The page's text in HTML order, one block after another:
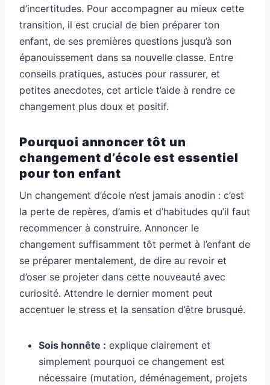
d’incertitudes. Pour accompagner au mieux cette
transition, il est crucial de bien préparer ton
enfant, de ses premières questions jusqu’à son
épanouissement dans sa nouvelle classe. Entre
conseils pratiques, astuces pour rassurer, et
petites anecdotes, cet article t’aide à rendre ce
changement plus doux et positif.
Pourquoi annoncer tôt un
changement d’école est essentiel
pour ton enfant
Un changement d’école n’est jamais anodin : c’est
la perte de repères, d’amis et d’habitudes qu’il faut
recommencer à construire. Annoncer le
changement suffisamment tôt permet à l’enfant de
se préparer mentalement, de dire au revoir et
d’oser se projeter dans cette nouveauté avec
curiosité. Attendre le dernier moment peut
accentuer le stress et la sensation d’être brusqué.
Sois honnête : explique clairement et
simplement pourquoi ce changement est
nécessaire (mutation, déménagement, projets